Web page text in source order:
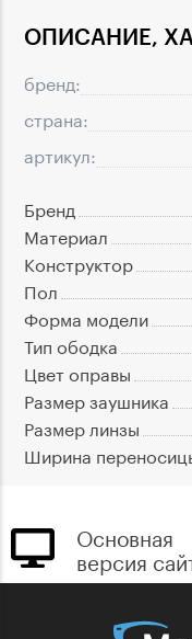
ОПИСАНИЕ,
бренд:
страна:
артикул:
Бренд
Материал
Конструктор
Пол
Форма модели
Тип ободка
Цвет оправы
Размер заушника
Размер линзы
Ширина
Основная
версия